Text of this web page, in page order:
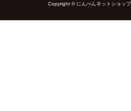
Copyright © にんべんネットショッ